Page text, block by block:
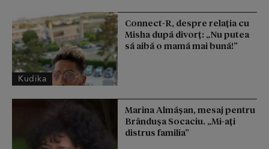
Kudika
Connect-R, despre relația cu
Misha după divorț: „Nu putea
să aibă o mamă mai bună!”
Marina Almășan, mesaj pentru
Brândușa Socaciu. „Mi-ați
distrus familia”